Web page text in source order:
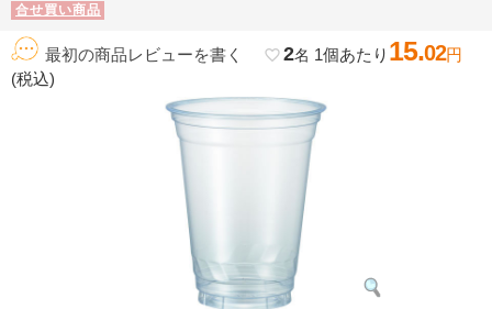
合せ買い商品
最初の商品レビューを書く favorite_border2名 1個あたり 15.02円
(税込)